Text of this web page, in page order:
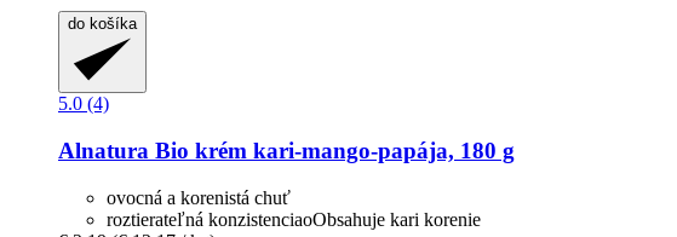
do košíka
5.0 (4)
Alnatura Bio krém kari-​mango-​papája, 180 g
ovocná a korenistá chuť
roztierateľná konzistenciaoObsahuje kari korenie